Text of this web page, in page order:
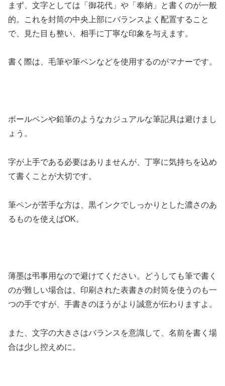
まず、文字としては「御花代」や「奉納」と書くのが一般
的。これを封筒の中央上部にバランスよく配置すること
で、見た目も整い、相手に丁寧な印象を与えます。
書く際は、毛筆や筆ペンなどを使用するのがマナーです。
ボールペンや鉛筆のようなカジュアルな筆記具は避けまし
ょう。
字が上手である必要はありませんが、丁寧に気持ちを込め
て書くことが大切です。
筆ペンが苦手な方は、黒インクでしっかりとした濃さのあ
るものを使えばOK。
薄墨は弔事用なので避けてください。どうしても筆で書く
のが難しい場合は、印刷された表書きの封筒を使うのも一
つの手ですが、手書きのほうがより誠意が伝わりますよ。
また、文字の大きさはバランスを意識して、名前を書く場
合は少し控えめに。